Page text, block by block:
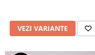
VEZI VARIANTE